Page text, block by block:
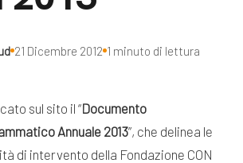
21 Dicembre 2012 1 minuto di lettura
sul sito il “Documento
Annuale 2013”, che delinea le
di intervento della Fondazione CON
Campagne
pubblicazioni
Docufilm